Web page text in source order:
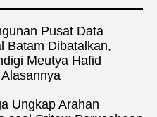
Pusat Data
Batam Dibatalkan,
Meutya Hafid
Ungkap Arahan